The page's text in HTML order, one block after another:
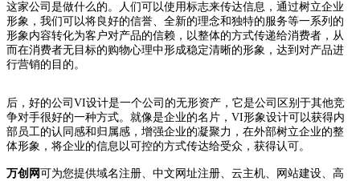
这家公司是做什么的。人们可以使用标志来传达信息，通过树立企业
形象，我们可以将良好的信誉、全新的理念和独特的服务等一系列的
形象内容转化为客户对产品的信赖，以整体的方式传递给消费者，从
而在消费者无目标的购物心理中形成稳定清晰的形象，达到对产品进
行营销的目的。
后，好的公司VI设计是一个公司的无形资产，它是公司区别于其他竞
争对手很好的一种方式。就像是企业的名片，VI形象设计可以获得内
部员工的认同感和归属感，增强企业的凝聚力，在外部树立企业的整
体形象，将企业的信息以可控的方式传达给受众，获得认可。
万创网可为您提供域名注册、中文网址注册、云主机、网站建设、高